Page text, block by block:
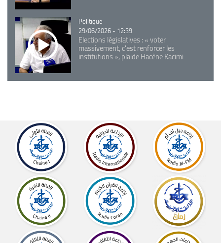
Catégorie
Politique
29/06/2026 - 12:39
Elections législatives : « voter
massivement, c'est renforcer les
institutions », plaide Hacène Kacimi